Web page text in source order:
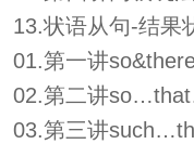
13.状语从句-结果
01.第一讲
02.第二讲
03.第三讲